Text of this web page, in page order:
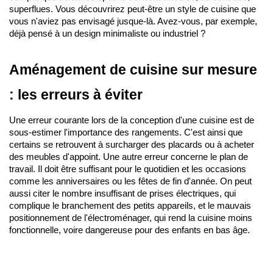
superflues. Vous découvrirez peut-être un style de cuisine que
vous n'aviez pas envisagé jusque-là. Avez-vous, par exemple,
déjà pensé à un design minimaliste ou industriel ?
Aménagement de cuisine sur mesure
: les erreurs à éviter
Une erreur courante lors de la conception d'une cuisine est de
sous-estimer l'importance des rangements. C'est ainsi que
certains se retrouvent à surcharger des placards ou à acheter
des meubles d'appoint. Une autre erreur concerne le plan de
travail. Il doit être suffisant pour le quotidien et les occasions
comme les anniversaires ou les fêtes de fin d'année. On peut
aussi citer le nombre insuffisant de prises électriques, qui
complique le branchement des petits appareils, et le mauvais
positionnement de l'électroménager, qui rend la cuisine moins
fonctionnelle, voire dangereuse pour des enfants en bas âge.